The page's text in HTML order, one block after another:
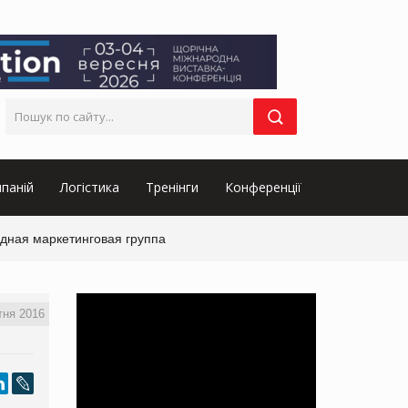
Логістика Тренінги Конференції
маркетинговая группа
2016